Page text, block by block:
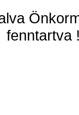
fenntartva